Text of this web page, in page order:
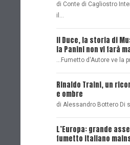
di Conte di Cagliostro
il…
Il Duce, la storia di
la Panini non vi farà
...Fumetto d'Autore ve la
Rinaldo Traini, un
e ombre
di Alessandro Bottero Di
L’Europa: grande
fumetto italiano